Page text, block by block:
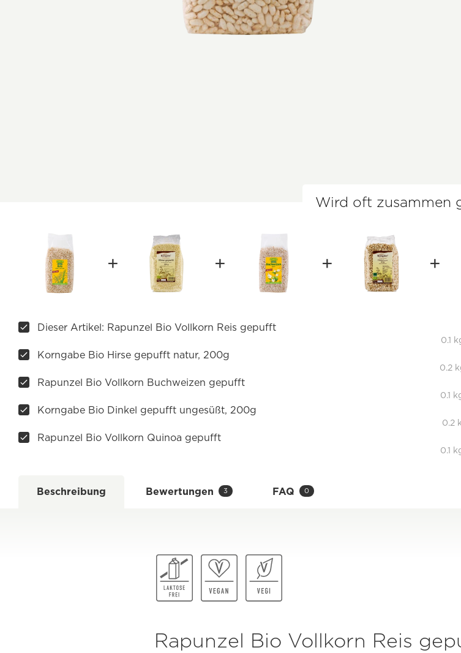
Wird oft zusammen
Dieser Artikel: Rapunzel Bio Vollkorn Reis gepufft
0.1
Korngabe Bio Hirse gepufft natur, 200g
0.2
Rapunzel Bio Vollkorn Buchweizen gepufft
0.1
Korngabe Bio Dinkel gepufft ungesüßt, 200g
0.2
Rapunzel Bio Vollkorn Quinoa gepufft
0.1
Beschreibung Bewertungen 3 FAQ 0
Rapunzel Bio Vollkorn Reis